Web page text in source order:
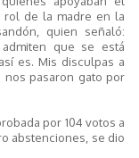
rol de la madre en la
quien señaló:
que se está
es. Mis disculpas a
nos pasaron gato por
por 104 votos a
abstenciones, se dio